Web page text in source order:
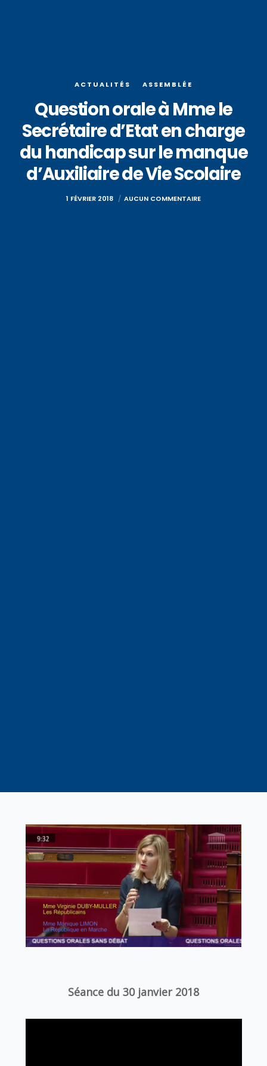
ACTUALITÉS ASSEMBLÉE
Question orale à Mme le
Secrétaire d’Etat en charge
du handicap sur le manque
d’Auxiliaire de Vie Scolaire
1 FÉVRIER 2018 AUCUN COMMENTAIRE
Séance du 30 janvier 2018